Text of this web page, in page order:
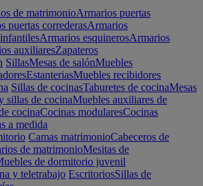
de matrimonioArmarios puertas
puertas correderasArmarios
Armarios esquinerosArmarios
auxiliaresZapateros
SillasMesas de salónMuebles
EstanteriasMuebles recibidores
Sillas de cocinasTaburetes de cocinaMesas
sillas de cocinaMuebles auxiliares de
cocinaCocinas modularesCocinas
a medida
Camas matrimonioCabeceros de
de matrimonioMesitas de
de dormitorio juvenil
y teletrabajo EscritoriosSillas de